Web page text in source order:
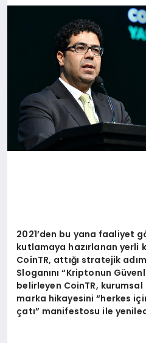
2021’den bu yana faaliyet g
kutlamaya hazırlanan yerli
CoinTR, attığı stratejik adı
Sloganını “Kriptonun Gü
belirleyen CoinTR, kurumsal
marka hikayesini“herkes iç
çatı” manifestosu ile